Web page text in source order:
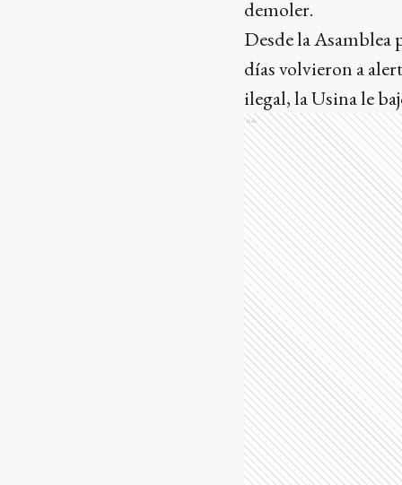
demoler.
Desde la Asamblea
días volvieron a
ilegal, la Usina le
Ads